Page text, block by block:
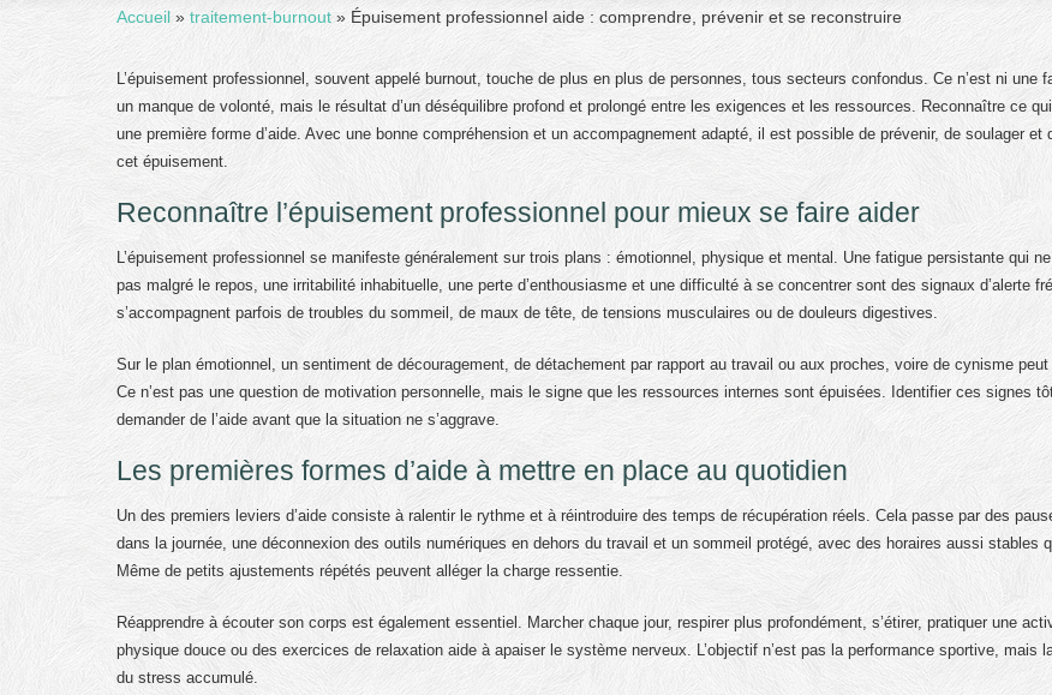
Accueil » traitement-burnout » Épuisement professionnel aide : comprendre, prévenir et se reconstruire
L’épuisement professionnel, souvent appelé burnout, touche de plus en plus de personnes, tous secteurs confondus. Ce n’est ni une
un manque de volonté, mais le résultat d’un déséquilibre profond et prolongé entre les exigences et les ressources. Reconnaître ce
une première forme d’aide. Avec une bonne compréhension et un accompagnement adapté, il est possible de prévenir, de soulager et
cet épuisement.
Reconnaître l’épuisement professionnel pour mieux se faire aider
L’épuisement professionnel se manifeste généralement sur trois plans : émotionnel, physique et mental. Une fatigue persistante qui
pas malgré le repos, une irritabilité inhabituelle, une perte d’enthousiasme et une difficulté à se concentrer sont des signaux d’alerte
s’accompagnent parfois de troubles du sommeil, de maux de tête, de tensions musculaires ou de douleurs digestives.
Sur le plan émotionnel, un sentiment de découragement, de détachement par rapport au travail ou aux proches, voire de cynisme peut
Ce n’est pas une question de motivation personnelle, mais le signe que les ressources internes sont épuisées. Identifier ces signes
demander de l’aide avant que la situation ne s’aggrave.
Les premières formes d’aide à mettre en place au quotidien
Un des premiers leviers d’aide consiste à ralentir le rythme et à réintroduire des temps de récupération réels. Cela passe par des
dans la journée, une déconnexion des outils numériques en dehors du travail et un sommeil protégé, avec des horaires aussi stables
Même de petits ajustements répétés peuvent alléger la charge ressentie.
Réapprendre à écouter son corps est également essentiel. Marcher chaque jour, respirer plus profondément, s’étirer, pratiquer une
physique douce ou des exercices de relaxation aide à apaiser le système nerveux. L’objectif n’est pas la performance sportive, mais
du stress accumulé.